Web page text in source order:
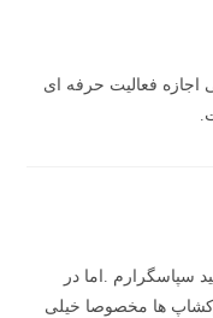
فعالیت حرفه ای
سپاسگرارم .اما در
ها مخصوصا خیلی